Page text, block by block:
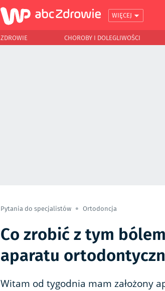
WIĘCEJ
ZDROWIE CHOROBY I DOLEGLIWOŚCI
Pytania do specjalistów Ortodoncja
Co zrobić z tym
aparatu
Witam od tygodnia mam założony